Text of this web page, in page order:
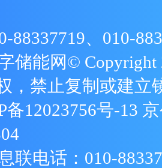
88337719、010-
储能网© Copyright
，禁止复制或建立
备12023756号-13
联电话：010-